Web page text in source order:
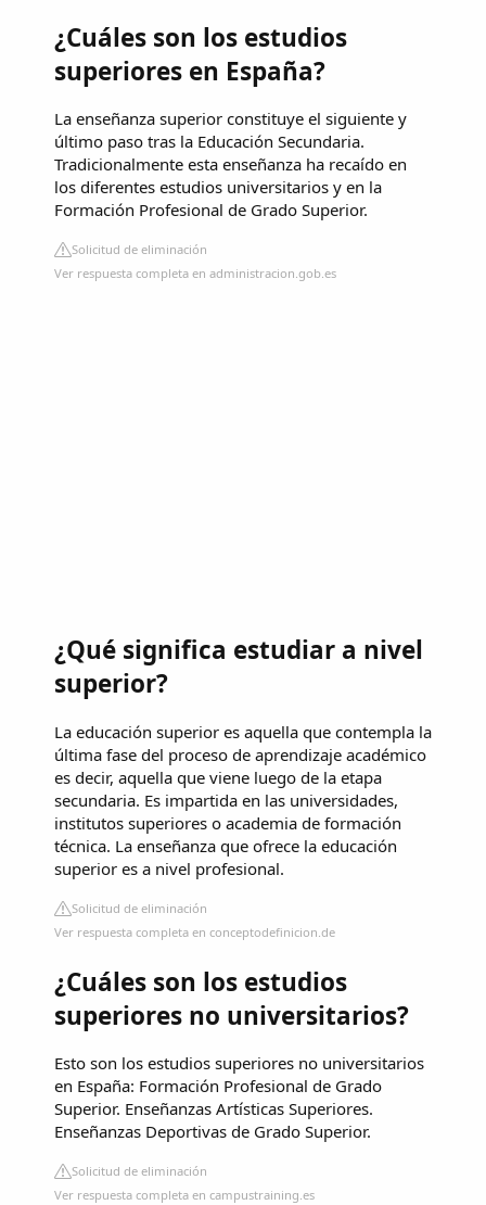
¿Cuáles son los estudios
superiores en España?
La enseñanza superior constituye el siguiente y
último paso tras la Educación Secundaria.
Tradicionalmente esta enseñanza ha recaído en
los diferentes estudios universitarios y en la
Formación Profesional de Grado Superior.
Solicitud de eliminación
Ver respuesta completa en administracion.gob.es
¿Qué significa estudiar a nivel
superior?
La educación superior es aquella que contempla la
última fase del proceso de aprendizaje académico
es decir, aquella que viene luego de la etapa
secundaria. Es impartida en las universidades,
institutos superiores o academia de formación
técnica. La enseñanza que ofrece la educación
superior es a nivel profesional.
Solicitud de eliminación
Ver respuesta completa en conceptodefinicion.de
¿Cuáles son los estudios
superiores no universitarios?
Esto son los estudios superiores no universitarios
en España: Formación Profesional de Grado
Superior. Enseñanzas Artísticas Superiores.
Enseñanzas Deportivas de Grado Superior.
Solicitud de eliminación
Ver respuesta completa en campustraining.es